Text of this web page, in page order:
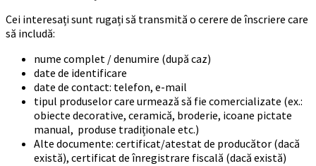
Cei interesați sunt rugați să transmită o cerere de înscriere care
să includă:
nume complet / denumire (după caz)
date de identificare
date de contact: telefon, e-mail
tipul produselor care urmează să fie comercializate (ex.:
obiecte decorative, ceramică, broderie, icoane pictate
manual, produse tradiționale etc.)
Alte documente: certificat/atestat de producător (dacă
există), certificat de înregistrare fiscală (dacă există)